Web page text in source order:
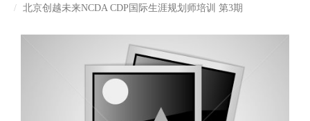
北京创越未来NCDA CDP国际生涯规划师培训 第3期